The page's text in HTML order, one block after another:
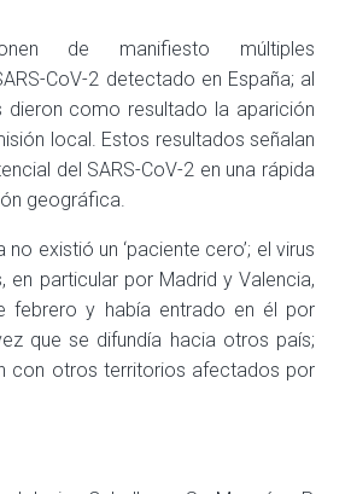
de manifiesto múltiples
CoV-2 detectado en España; al
dieron como resultado la aparición
local. Estos resultados señalan
del SARS-CoV-2 en una rápida
geográfica.
existió un ‘paciente cero’; el virus
en particular por Madrid y Valencia,
febrero y había entrado en él por
que se difundía hacia otros país;
con otros territorios afectados por